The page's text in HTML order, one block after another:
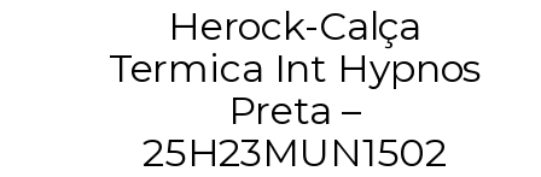
Herock-Calça
Termica Int Hypnos
Preta –
25H23MUN1502